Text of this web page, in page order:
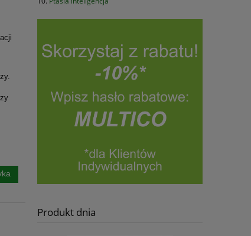
Produkt dnia